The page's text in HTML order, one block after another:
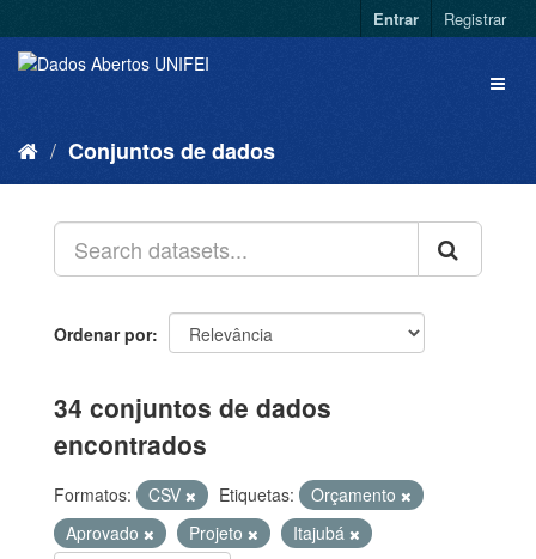
Entrar Registrar
Conjuntos de dados
Ordenar por
34 conjuntos de dados
encontrados
Formatos: CSV Etiquetas:
Orçamento
Aprovado
Projeto
Itajubá